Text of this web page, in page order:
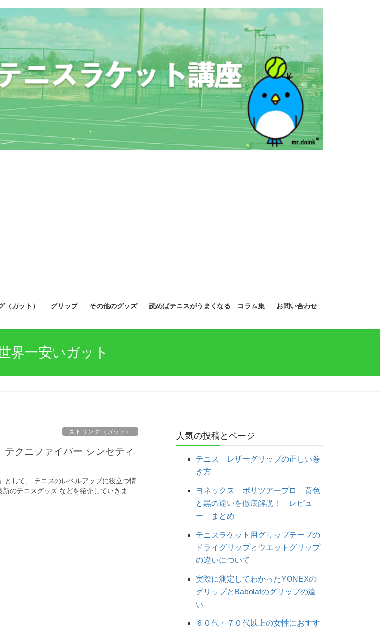
（ガット） グリップ その他のグッズ 読めばテニスがうまくなる コラム集 お問い合わせ
界一安いガット
ストリング（ガット）
クニファイバー シンセティ
して、 テニスのレベルアップに役立つ情
のテニスグッズ などを紹介していきま
人気の投稿とページ
テニス レザーグリップの正しい巻
き方
ヨネックス ポリツアープロ 黄色
と黒の違いを徹底解説！ レビュ
ー まとめ
テニスラケット用グリップテープの
ドライグリップとウエットグリップ
の違いについて
実際に測定してわかったYONEXの
グリップとBabolatのグリップの違
い
６０代・７０代以上の女性におすす